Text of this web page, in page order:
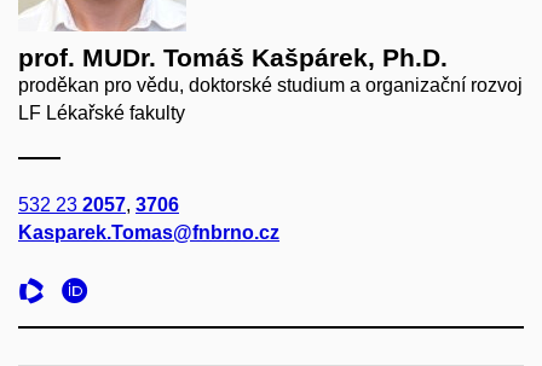
prof. MUDr. Tomáš Kašpárek, Ph.D.
proděkan pro vědu, doktorské studium a organizační rozvoj
LF Lékařské fakulty
532 23 2057, 3706
Kasparek.Tomas@fnbrno.cz